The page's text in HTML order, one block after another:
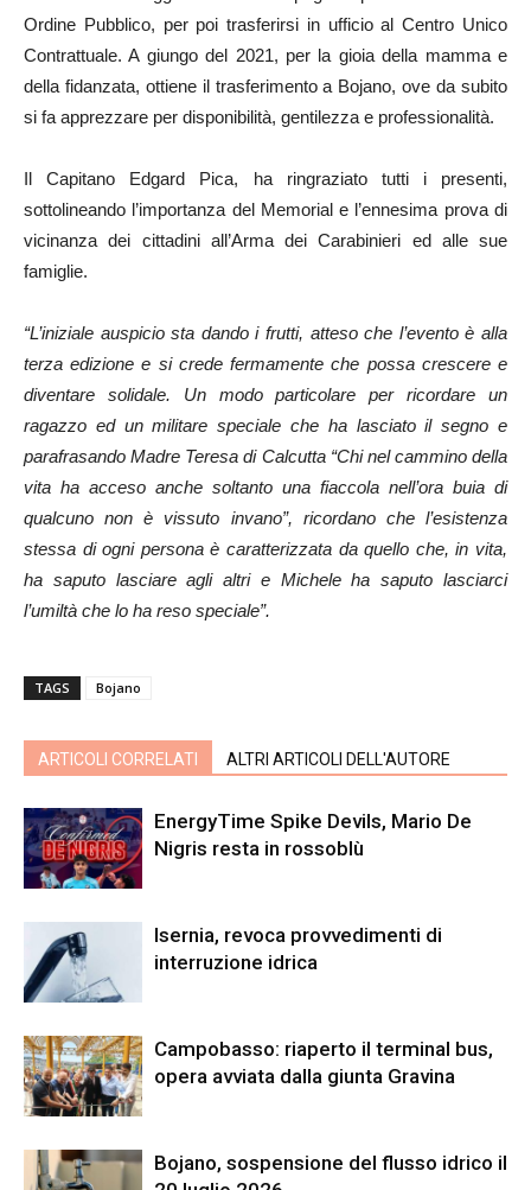
Ordine Pubblico, per poi trasferirsi in ufficio al Centro Unico
Contrattuale. A giungo del 2021, per la gioia della mamma e
della fidanzata, ottiene il trasferimento a Bojano, ove da subito
si fa apprezzare per disponibilità, gentilezza e professionalità.
Il Capitano Edgard Pica, ha ringraziato tutti i presenti,
sottolineando l’importanza del Memorial e l’ennesima prova di
vicinanza dei cittadini all’Arma dei Carabinieri ed alle sue
famiglie.
“L’iniziale auspicio sta dando i frutti, atteso che l’evento è alla
terza edizione e si crede fermamente che possa crescere e
diventare solidale. Un modo particolare per ricordare un
ragazzo ed un militare speciale che ha lasciato il segno e
parafrasando Madre Teresa di Calcutta “Chi nel cammino della
vita ha acceso anche soltanto una fiaccola nell’ora buia di
qualcuno non è vissuto invano”, ricordano che l’esistenza
stessa di ogni persona è caratterizzata da quello che, in vita,
ha saputo lasciare agli altri e Michele ha saputo lasciarci
l’umiltà che lo ha reso speciale”.
TAGS Bojano
ARTICOLI CORRELATI ALTRI ARTICOLI DELL'AUTORE
EnergyTime Spike Devils, Mario De
Nigris resta in rossoblù
Isernia, revoca provvedimenti di
interruzione idrica
Campobasso: riaperto il terminal bus,
opera avviata dalla giunta Gravina
Bojano, sospensione del flusso idrico il